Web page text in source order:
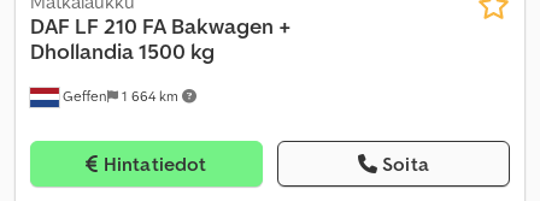
Geffen 1 664 km
DAF LF 210 FA Bakwagen +
Dhollandia 1500 kg
Hintatiedot Soita